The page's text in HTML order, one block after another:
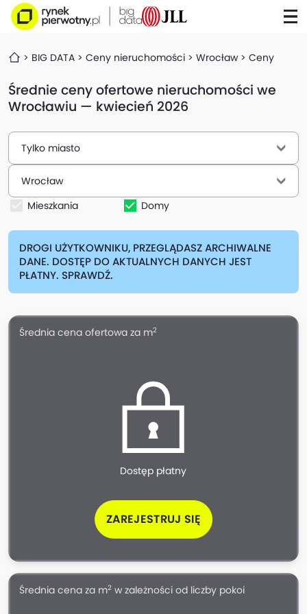
BIG DATA Ceny nieruchomości Wrocław Ceny
Średnie ceny ofertowe nieruchomości we
Wrocławiu — kwiecień 2026
Mieszkania Domy
Tylko miasto
Wrocław
DROGI UŻYTKOWNIKU, PRZEGLĄDASZ ARCHIWALNE
DANE. DOSTĘP DO AKTUALNYCH DANYCH JEST
PŁATNY. SPRAWDŹ.
Średnia cena ofertowa za m2
Dostęp płatny
ZAREJESTRUJ SIĘ
Średnia cena za m2 w zależności od liczby pokoi